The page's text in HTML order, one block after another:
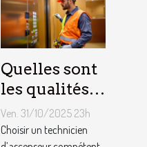
Quelles sont
les qualités à
rechercher
chez un
Ven. 31/10/2025 23h
Choisir un technicien